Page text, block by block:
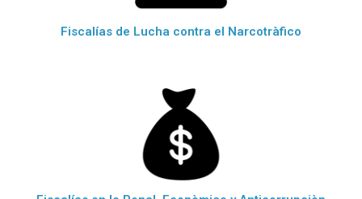
Fiscalías de Lucha contra el Narcotràfico